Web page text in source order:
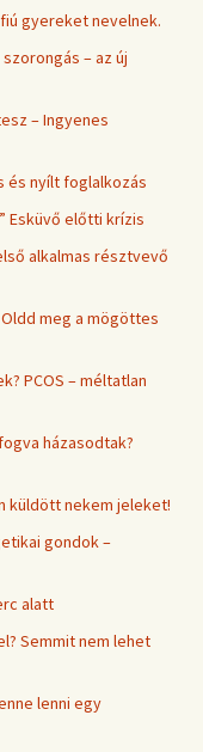
gyereket nevelnek.
– az új
– Ingyenes
és nyílt foglalkozás
Esküvő előtti krízis
alkalmas résztvevő
meg a mögöttes
PCOS – méltatlan
házasodtak?
küldött nekem jeleket!
gondok –
alatt
Semmit nem lehet
lenni egy